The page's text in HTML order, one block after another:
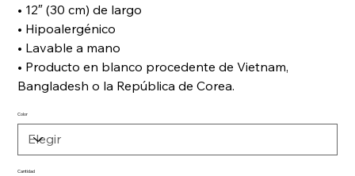
• 12″ (30 cm) de largo
• Hipoalergénico
• Lavable a mano
• Producto en blanco procedente de Vietnam,
Bangladesh o la República de Corea.
Color
Cantidad